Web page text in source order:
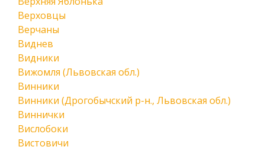
Верховцы
Верчаны
Виднев
Видники
Вижомля (Львовская обл.)
Винники
Винники (Дрогобычский р-н., Львовская обл.)
Виннички
Вислобоки
Вистовичи